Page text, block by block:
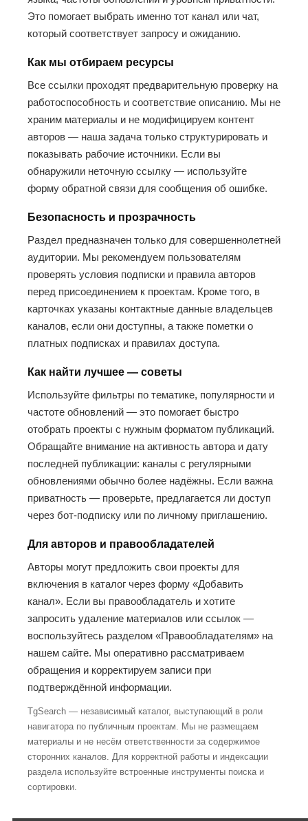
Это помогает выбрать именно тот канал или чат,
который соответствует запросу и ожиданию.
Как мы отбираем ресурсы
Все ссылки проходят предварительную проверку на
работоспособность и соответствие описанию. Мы не
храним материалы и не модифицируем контент
авторов — наша задача только структурировать и
показывать рабочие источники. Если вы
обнаружили неточную ссылку — используйте
форму обратной связи для сообщения об ошибке.
Безопасность и прозрачность
Раздел предназначен только для совершеннолетней
аудитории. Мы рекомендуем пользователям
проверять условия подписки и правила авторов
перед присоединением к проектам. Кроме того, в
карточках указаны контактные данные владельцев
каналов, если они доступны, а также пометки о
платных подписках и правилах доступа.
Как найти лучшее — советы
Используйте фильтры по тематике, популярности и
частоте обновлений — это помогает быстро
отобрать проекты с нужным форматом публикаций.
Обращайте внимание на активность автора и дату
последней публикации: каналы с регулярными
обновлениями обычно более надёжны. Если важна
приватность — проверьте, предлагается ли доступ
через бот-подписку или по личному приглашению.
Для авторов и правообладателей
Авторы могут предложить свои проекты для
включения в каталог через форму «Добавить
канал». Если вы правообладатель и хотите
запросить удаление материалов или ссылок —
воспользуйтесь разделом «Правообладателям» на
нашем сайте. Мы оперативно рассматриваем
обращения и корректируем записи при
подтверждённой информации.
TgSearch — независимый каталог, выступающий в роли
навигатора по публичным проектам. Мы не размещаем
материалы и не несём ответственности за содержимое
сторонних каналов. Для корректной работы и индексации
раздела используйте встроенные инструменты поиска и
сортировки.